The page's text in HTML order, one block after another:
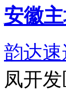
安徽
韵达速
凤开